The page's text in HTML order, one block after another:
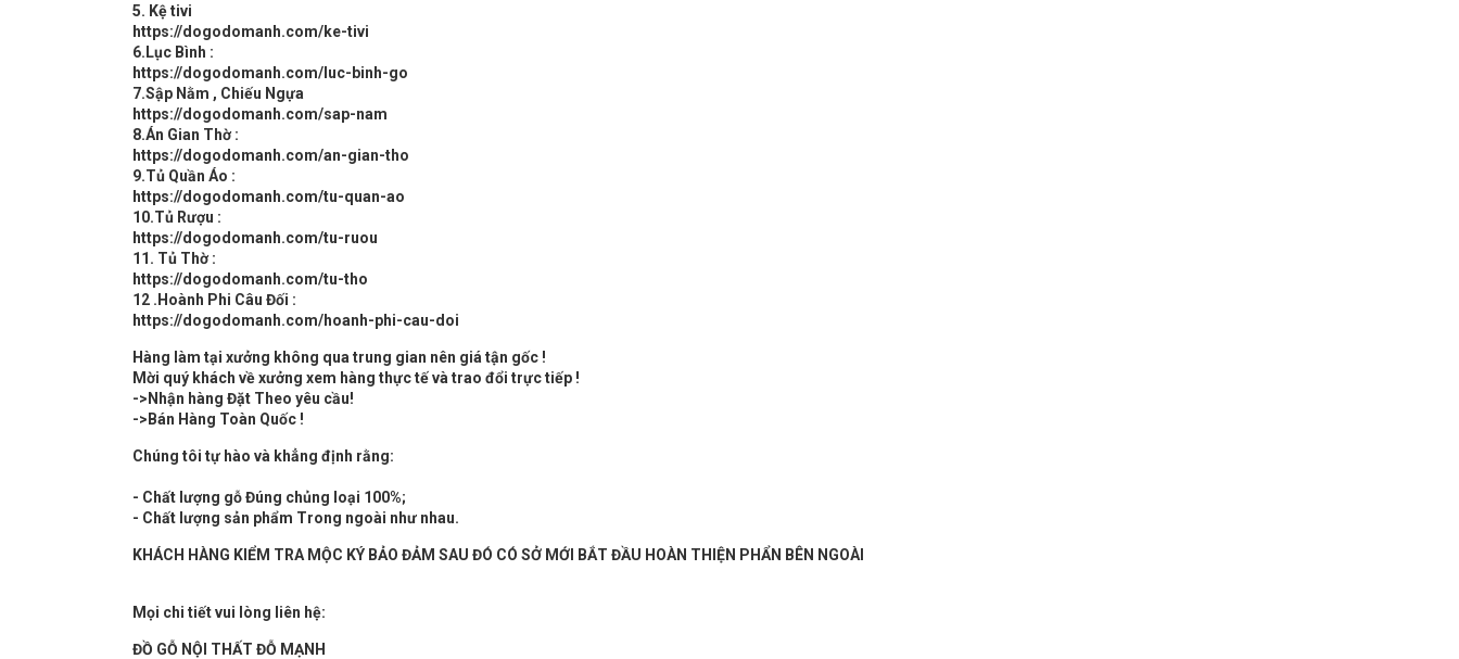
5. Kệ tivi
https://dogodomanh.com/ke-tivi
6.Lục Bình :
https://dogodomanh.com/luc-binh-go
7.Sập Nằm , Chiếu Ngựa
https://dogodomanh.com/sap-nam
8.Án Gian Thờ :
https://dogodomanh.com/an-gian-tho
9.Tủ Quần Áo :
https://dogodomanh.com/tu-quan-ao
10.Tủ Rượu :
https://dogodomanh.com/tu-ruou
11. Tủ Thờ :
https://dogodomanh.com/tu-tho
12 .Hoành Phi Câu Đối :
https://dogodomanh.com/hoanh-phi-cau-doi
Hàng làm tại xưởng không qua trung gian nên giá tận gốc !
Mời quý khách về xưởng xem hàng thực tế và trao đổi trực tiếp !
->Nhận hàng Đặt Theo yêu cầu!
->Bán Hàng Toàn Quốc !
Chúng tôi tự hào và khẳng định rằng:
- Chất lượng gỗ Đúng chủng loại 100%;
- Chất lượng sản phẩm Trong ngoài như nhau.
KHÁCH HÀNG KIỂM TRA MỘC KÝ BẢO ĐẢM SAU ĐÓ CÓ SỞ MỚI BẮT ĐẦU HOÀN THIỆN PHẨN BÊN NGOÀI
Mọi chi tiết vui lòng liên hệ:
ĐỒ GỖ NỘI THẤT ĐỖ MẠNH